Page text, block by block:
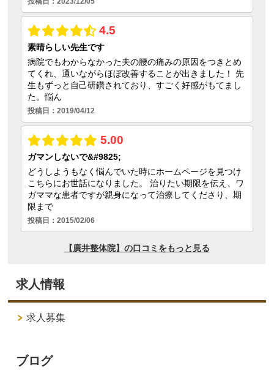
求人情報
求人募集
ブログ